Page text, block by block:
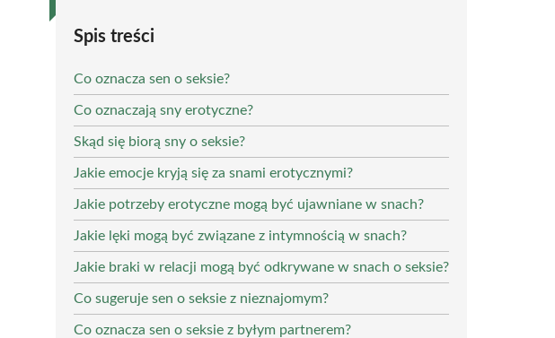
Spis treści
Co oznacza sen o seksie?
Co oznaczają sny erotyczne?
Skąd się biorą sny o seksie?
Jakie emocje kryją się za snami erotycznymi?
Jakie potrzeby erotyczne mogą być ujawniane w snach?
Jakie lęki mogą być związane z intymnością w snach?
Jakie braki w relacji mogą być odkrywane w snach o seksie?
Co sugeruje sen o seksie z nieznajomym?
Co oznacza sen o seksie z byłym partnerem?